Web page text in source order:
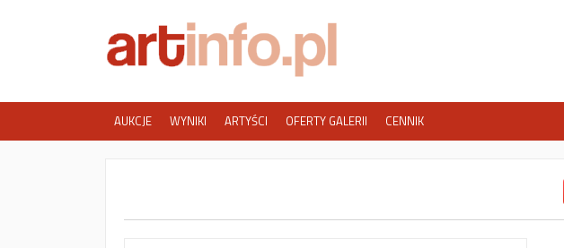
AUKCJE WYNIKI ARTYŚCI OFERTY GALERII CENNIK